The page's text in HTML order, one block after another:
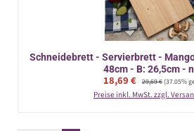
Schneidebrett - Servierbrett -
48cm - B: 26,5cm -
Verkaufspreis:
18,69 € Regulärer Preis:
29,69 €(37.05%
Preise inkl. MwSt. zzgl.